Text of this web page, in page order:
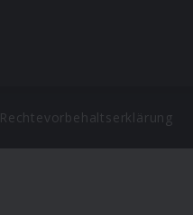
Rechtevorbehaltserklärung